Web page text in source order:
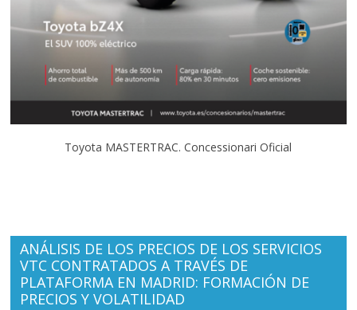
Toyota MASTERTRAC. Concessionari Oficial
ANÁLISIS DE LOS PRECIOS DE LOS SERVICIOS
VTC CONTRATADOS A TRAVÉS DE
PLATAFORMA EN MADRID: FORMACIÓN DE
PRECIOS Y VOLATILIDAD